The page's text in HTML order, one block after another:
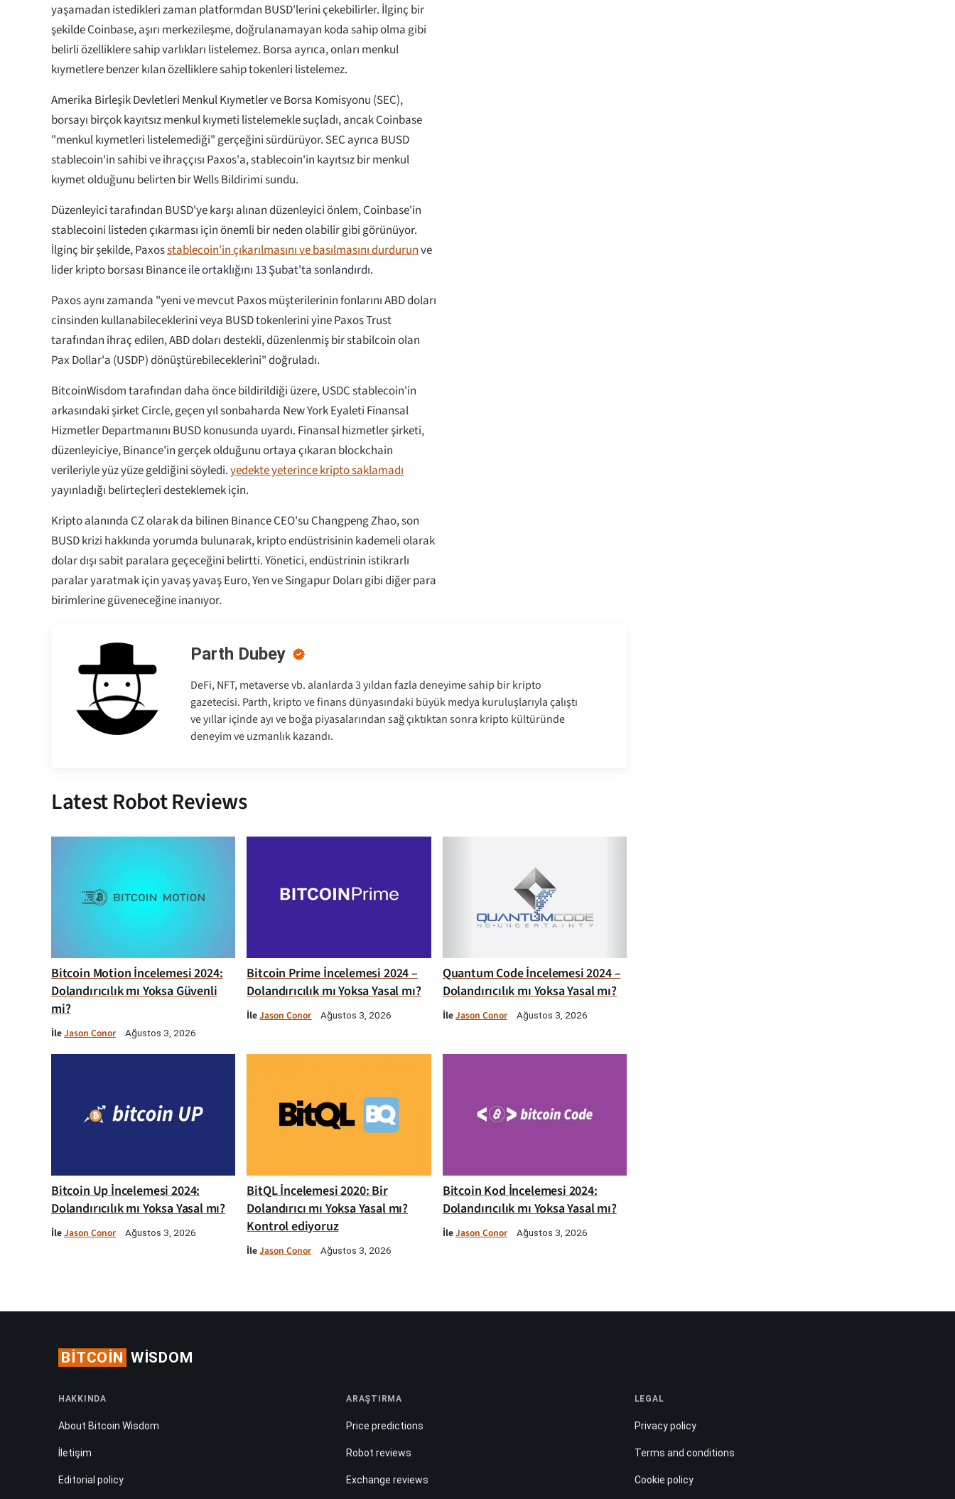
yaşamadan istedikleri zaman platformdan BUSD'lerini çekebilirler. İlginç bir
şekilde Coinbase, aşırı merkezileşme, doğrulanamayan koda sahip olma gibi
belirli özelliklere sahip varlıkları listelemez. Borsa ayrıca, onları menkul
kıymetlere benzer kılan özelliklere sahip tokenleri listelemez.
Amerika Birleşik Devletleri Menkul Kıymetler ve Borsa Komisyonu (SEC),
borsayı birçok kayıtsız menkul kıymeti listelemekle suçladı, ancak Coinbase
"menkul kıymetleri listelemediği" gerçeğini sürdürüyor. SEC ayrıca BUSD
stablecoin'in sahibi ve ihraççısı Paxos'a, stablecoin'in kayıtsız bir menkul
kıymet olduğunu belirten bir Wells Bildirimi sundu.
Düzenleyici tarafından BUSD'ye karşı alınan düzenleyici önlem, Coinbase'in
stablecoini listeden çıkarması için önemli bir neden olabilir gibi görünüyor.
İlginç bir şekilde, Paxosstablecoin'in çıkarılmasını ve basılmasını durdurunve
lider kripto borsası Binance ile ortaklığını 13 Şubat'ta sonlandırdı.
Paxos aynı zamanda "yeni ve mevcut Paxos müşterilerinin fonlarını ABD doları
cinsinden kullanabileceklerini veya BUSD tokenlerini yine Paxos Trust
tarafından ihraç edilen, ABD doları destekli, düzenlenmiş bir stabilcoin olan
Pax Dollar'a (USDP) dönüştürebileceklerini" doğruladı.
BitcoinWisdom tarafından daha önce bildirildiği üzere, USDC stablecoin'in
arkasındaki şirket Circle, geçen yıl sonbaharda New York Eyaleti Finansal
Hizmetler Departmanını BUSD konusunda uyardı. Finansal hizmetler şirketi,
düzenleyiciye, Binance'in gerçek olduğunu ortaya çıkaran blockchain
verileriyle yüz yüze geldiğini söyledi.yedekte yeterince kripto saklamadı
yayınladığı belirteçleri desteklemek için.
Kripto alanında CZ olarak da bilinen Binance CEO'su Changpeng Zhao, son
BUSD krizi hakkında yorumda bulunarak, kripto endüstrisinin kademeli olarak
dolar dışı sabit paralara geçeceğini belirtti. Yönetici, endüstrinin istikrarlı
paralar yaratmak için yavaş yavaş Euro, Yen ve Singapur Doları gibi diğer para
birimlerine güveneceğine inanıyor.
Parth Dubey
DeFi, NFT, metaverse vb. alanlarda 3 yıldan fazla deneyime sahip bir kripto
gazetecisi. Parth, kripto ve finans dünyasındaki büyük medya kuruluşlarıyla çalıştı
ve yıllar içinde ayı ve boğa piyasalarından sağ çıktıktan sonra kripto kültüründe
deneyim ve uzmanlık kazandı.
Latest Robot Reviews
Bitcoin Motion İncelemesi 2024:
Dolandırıcılık mı Yoksa Güvenli
mi?
İleJason Conor Ağustos 3, 2026
Bitcoin Prime İncelemesi 2024 –
Dolandırıcılık mı Yoksa Yasal mı?
İleJason Conor Ağustos 3, 2026
Quantum Code İncelemesi 2024 –
Dolandırıcılık mı Yoksa Yasal mı?
İleJason Conor Ağustos 3, 2026
Bitcoin Up İncelemesi 2024:
Dolandırıcılık mı Yoksa Yasal mı?
İleJason Conor Ağustos 3, 2026
BitQL İncelemesi 2020: Bir
Dolandırıcı mı Yoksa Yasal mı?
Kontrol ediyoruz
İleJason Conor Ağustos 3, 2026
Bitcoin Kod İncelemesi 2024:
Dolandırıcılık mı Yoksa Yasal mı?
İleJason Conor Ağustos 3, 2026
BITCOIN WISDOM
HAKKINDA
About Bitcoin Wisdom
İletişim
Editorial policy
ARAŞTIRMA
Price predictions
Robot reviews
Exchange reviews
LEGAL
Privacy policy
Terms and conditions
Cookie policy